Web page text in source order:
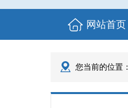
网站首页
您当前的位置：